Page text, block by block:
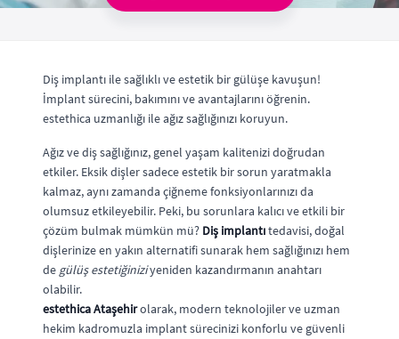
Diş implantı ile sağlıklı ve estetik bir gülüşe kavuşun!
İmplant sürecini, bakımını ve avantajlarını öğrenin.
estethica uzmanlığı ile ağız sağlığınızı koruyun.
Ağız ve diş sağlığınız, genel yaşam kalitenizi doğrudan
etkiler. Eksik dişler sadece estetik bir sorun yaratmakla
kalmaz, aynı zamanda çiğneme fonksiyonlarınızı da
olumsuz etkileyebilir. Peki, bu sorunlara kalıcı ve etkili bir
çözüm bulmak mümkün mü? Diş implantıtedavisi, doğal
dişlerinize en yakın alternatifi sunarak hem sağlığınızı hem
de gülüş estetiğiniziyeniden kazandırmanın anahtarı
olabilir.
estethica Ataşehirolarak, modern teknolojiler ve uzman
hekim kadromuzla implant sürecinizi konforlu ve güvenli